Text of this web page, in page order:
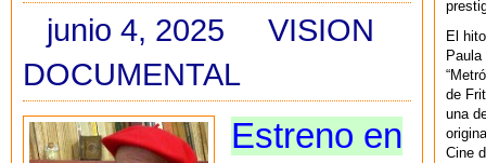
junio 4, 2025
VISION
DOCUMENTAL
Estreno en
El
de
una
Cine